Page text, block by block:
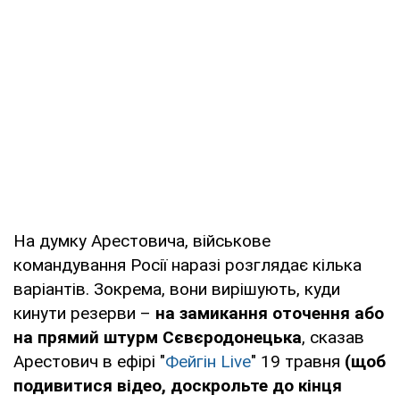
На думку Арестовича, військове
командування Росії наразі розглядає кілька
варіантів. Зокрема, вони вирішують, куди
кинути резерви – на замикання оточення або
на прямий штурм Сєвєродонецька, сказав
Арестович в ефірі "Фейгін Live" 19 травня (щоб
подивитися відео, доскрольте до кінця